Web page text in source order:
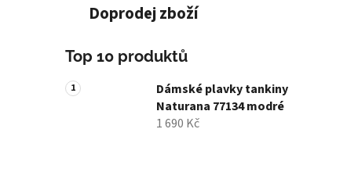
Doprodej zboží
Top 10 produktů
Dámské plavky tankiny
Naturana 77134 modré
1 690 Kč